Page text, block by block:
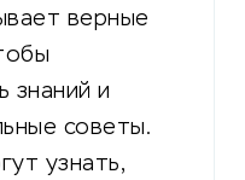
верные
знаний и
советы.
узнать,